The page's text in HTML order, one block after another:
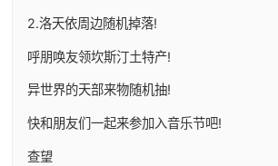
2.洛天依周边随机掉落!
呼朋唤友领坎斯汀土特产!
异世界的天部来物随机抽!
快和朋友们一起来参加入音乐节吧!
查望